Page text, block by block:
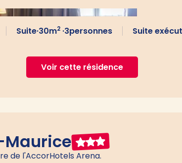
Suite·30m2·3personnes Suite
Voir cette résidence
Maurice
de l'AccorHotels Arena.